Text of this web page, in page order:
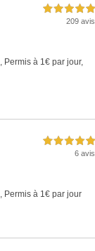
5,0 étoiles sur 5
209 avis
, Permis à 1€ par jour,
5,0 étoiles sur 5
6 avis
Permis à 1€ par jour